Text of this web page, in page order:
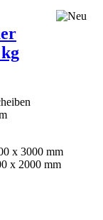
x 3000 mm
x 2000 mm